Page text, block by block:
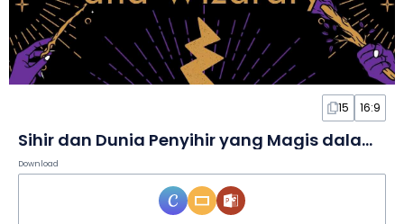
15 16:9
Sihir dan Dunia Penyihir yang Magis dalam Slide
Download